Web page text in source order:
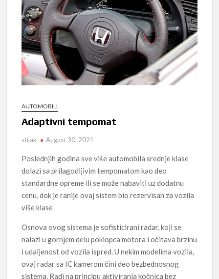
AUTOMOBILI
Adaptivni tempomat
stijak August 30, 2021
Poslednjih godina sve više automobila srednje klase
dolazi sa prilagodljivim tempomatom kao deo
standardne opreme ili se može nabaviti uz dodatnu
cenu, dok je ranije ovaj sistem bio rezervisan za vozila
više klase
Osnova ovog sistema je sofisticirani radar, koji se
nalazi u gornjem delu poklopca motora i očitava brzinu
i udaljenost od vozila ispred. U nekim modelima vozila,
ovaj radar sa IC kamerom čini deo bezbednosnog
sistema. Radi na principu aktiviranja kočnica bez